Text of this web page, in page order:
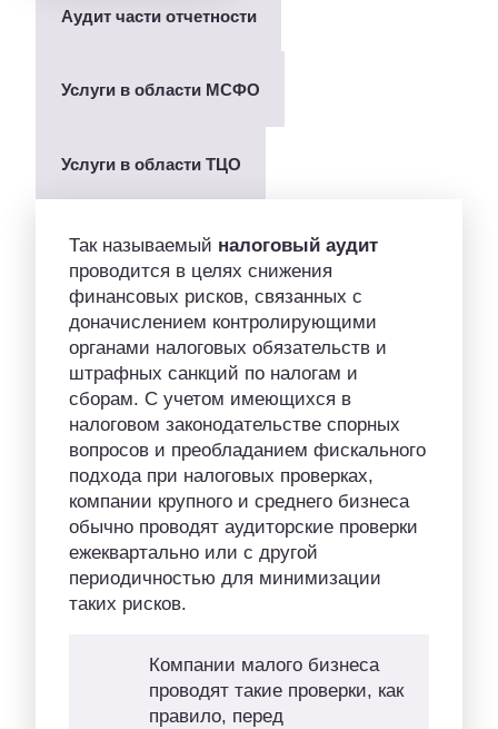
Аудит части отчетности
Услуги в области МСФО
Услуги в области ТЦО
Так называемый налоговый аудит
проводится в целях снижения
финансовых рисков, связанных с
доначислением контролирующими
органами налоговых обязательств и
штрафных санкций по налогам и
сборам. С учетом имеющихся в
налоговом законодательстве спорных
вопросов и преобладанием фискального
подхода при налоговых проверках,
компании крупного и среднего бизнеса
обычно проводят аудиторские проверки
ежеквартально или с другой
периодичностью для минимизации
таких рисков.
Компании малого бизнеса
проводят такие проверки, как
правило, перед